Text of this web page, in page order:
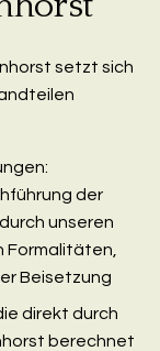
setzt sich
der
unseren
Formalitäten,
Beisetzung
die direkt durch
berechnet